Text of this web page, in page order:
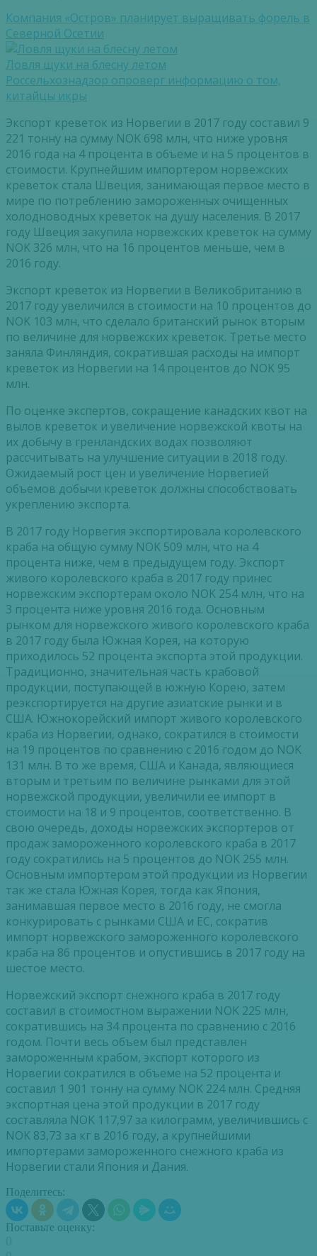
Компания «Остров» планирует выращивать форель в
Северной Осетии
Ловля щуки на блесну летом
Россельхознадзор опроверг информацию о том,
китайцы икры
Экспорт креветок из Норвегии в 2017 году составил 9
221 тонну на сумму NOK 698 млн, что ниже уровня
2016 года на 4 процента в объеме и на 5 процентов в
стоимости. Крупнейшим импортером норвежских
креветок стала Швеция, занимающая первое место в
мире по потреблению замороженных очищенных
холодноводных креветок на душу населения. В 2017
году Швеция закупила норвежских креветок на сумму
NOK 326 млн, что на 16 процентов меньше, чем в
2016 году.
Экспорт креветок из Норвегии в Великобританию в
2017 году увеличился в стоимости на 10 процентов до
NOK 103 млн, что сделало британский рынок вторым
по величине для норвежских креветок. Третье место
заняла Финляндия, сократившая расходы на импорт
креветок из Норвегии на 14 процентов до NOK 95
млн.
По оценке экспертов, сокращение канадских квот на
вылов креветок и увеличение норвежской квоты на
их добычу в гренландских водах позволяют
рассчитывать на улучшение ситуации в 2018 году.
Ожидаемый рост цен и увеличение Норвегией
объемов добычи креветок должны способствовать
укреплению экспорта.
В 2017 году Норвегия экспортировала королевского
краба на общую сумму NOK 509 млн, что на 4
процента ниже, чем в предыдущем году. Экспорт
живого королевского краба в 2017 году принес
норвежским экспортерам около NOK 254 млн, что на
3 процента ниже уровня 2016 года. Основным
рынком для норвежского живого королевского краба
в 2017 году была Южная Корея, на которую
приходилось 52 процента экспорта этой продукции.
Традиционно, значительная часть крабовой
продукции, поступающей в южную Корею, затем
реэкспортируется на другие азиатские рынки и в
США. Южнокорейский импорт живого королевского
краба из Норвегии, однако, сократился в стоимости
на 19 процентов по сравнению с 2016 годом до NOK
131 млн. В то же время, США и Канада, являющиеся
вторым и третьим по величине рынками для этой
норвежской продукции, увеличили ее импорт в
стоимости на 18 и 9 процентов, соответственно. В
свою очередь, доходы норвежских экспортеров от
продаж замороженного королевского краба в 2017
году сократились на 5 процентов до NOK 255 млн.
Основным импортером этой продукции из Норвегии
так же стала Южная Корея, тогда как Япония,
занимавшая первое место в 2016 году, не смогла
конкурировать с рынками США и ЕС, сократив
импорт норвежского замороженного королевского
краба на 86 процентов и опустившись в 2017 году на
шестое место.
Норвежский экспорт снежного краба в 2017 году
составил в стоимостном выражении NOK 225 млн,
сократившись на 34 процента по сравнению с 2016
годом. Почти весь объем был представлен
замороженным крабом, экспорт которого из
Норвегии сократился в объеме на 52 процента и
составил 1 901 тонну на сумму NOK 224 млн. Средняя
экспортная цена этой продукции в 2017 году
составляла NOK 117,97 за килограмм, увеличившись с
NOK 83,73 за кг в 2016 году, а крупнейшими
импортерами замороженного снежного краба из
Норвегии стали Япония и Дания.
Поделитесь:
Поставьте оценку: